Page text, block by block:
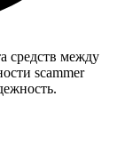
средств между
scammer